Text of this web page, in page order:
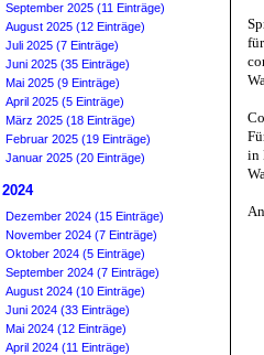
in
September 2025 (11 Einträge)
August 2025 (12 Einträge)
Juli 2025 (7 Einträge)
Juni 2025 (35 Einträge)
Mai 2025 (9 Einträge)
April 2025 (5 Einträge)
März 2025 (18 Einträge)
Februar 2025 (19 Einträge)
Januar 2025 (20 Einträge)
2024
Dezember 2024 (15 Einträge)
November 2024 (7 Einträge)
Oktober 2024 (5 Einträge)
September 2024 (7 Einträge)
August 2024 (10 Einträge)
Juni 2024 (33 Einträge)
Mai 2024 (12 Einträge)
April 2024 (11 Einträge)